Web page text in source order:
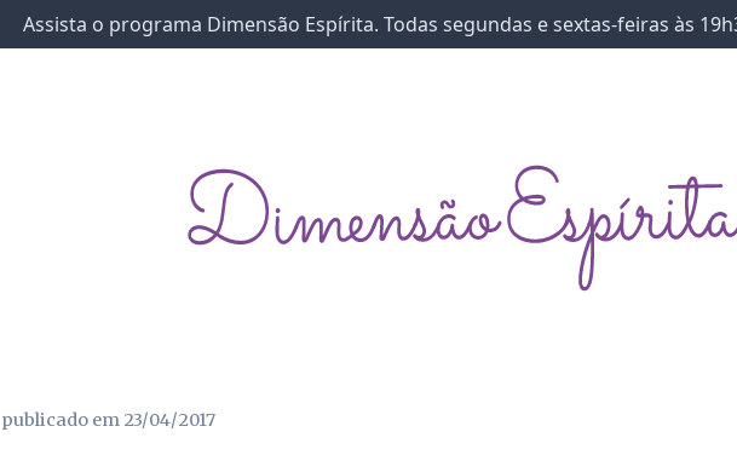
Assista o programa Dimensão Espírita. Todas segundas e sextas-feiras às
publicado em 23/04/2017